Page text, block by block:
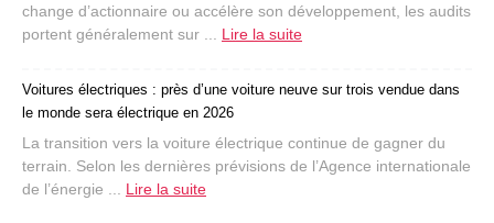
change d’actionnaire ou accélère son développement, les audits
portent généralement sur ... Lire la suite
Voitures électriques : près d’une voiture neuve sur trois vendue dans
le monde sera électrique en 2026
La transition vers la voiture électrique continue de gagner du
terrain. Selon les dernières prévisions de l’Agence internationale
de l’énergie ... Lire la suite